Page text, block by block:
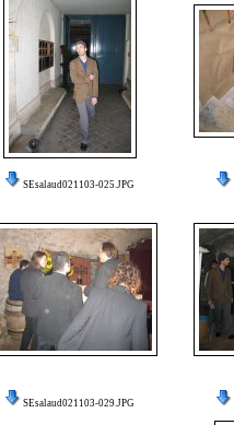
SEsalaud021103-025.JPG
SEsalaud021103-029.JPG